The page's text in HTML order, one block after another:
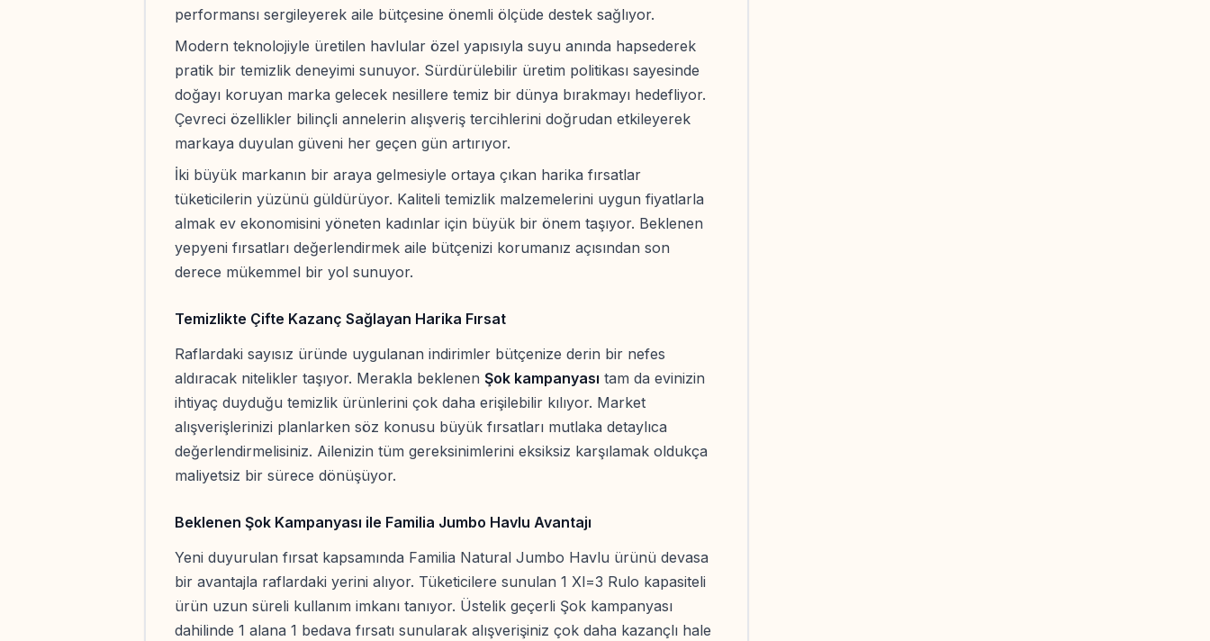
performansı sergileyerek aile bütçesine önemli ölçüde destek sağlıyor.
Modern teknolojiyle üretilen havlular özel yapısıyla suyu anında hapsederek
pratik bir temizlik deneyimi sunuyor. Sürdürülebilir üretim politikası sayesinde
doğayı koruyan marka gelecek nesillere temiz bir dünya bırakmayı hedefliyor.
Çevreci özellikler bilinçli annelerin alışveriş tercihlerini doğrudan etkileyerek
markaya duyulan güveni her geçen gün artırıyor.
İki büyük markanın bir araya gelmesiyle ortaya çıkan harika fırsatlar
tüketicilerin yüzünü güldürüyor. Kaliteli temizlik malzemelerini uygun fiyatlarla
almak ev ekonomisini yöneten kadınlar için büyük bir önem taşıyor. Beklenen
yepyeni fırsatları değerlendirmek aile bütçenizi korumanız açısından son
derece mükemmel bir yol sunuyor.
Temizlikte Çifte Kazanç Sağlayan Harika Fırsat
Raflardaki sayısız üründe uygulanan indirimler bütçenize derin bir nefes
aldıracak nitelikler taşıyor. Merakla beklenen Şok kampanyası tam da evinizin
ihtiyaç duyduğu temizlik ürünlerini çok daha erişilebilir kılıyor. Market
alışverişlerinizi planlarken söz konusu büyük fırsatları mutlaka detaylıca
değerlendirmelisiniz. Ailenizin tüm gereksinimlerini eksiksiz karşılamak oldukça
maliyetsiz bir sürece dönüşüyor.
Beklenen Şok Kampanyası ile Familia Jumbo Havlu Avantajı
Yeni duyurulan fırsat kapsamında Familia Natural Jumbo Havlu ürünü devasa
bir avantajla raflardaki yerini alıyor. Tüketicilere sunulan 1 Xl=3 Rulo kapasiteli
ürün uzun süreli kullanım imkanı tanıyor. Üstelik geçerli Şok kampanyası
dahilinde 1 alana 1 bedava fırsatı sunularak alışverişiniz çok daha kazançlı hale